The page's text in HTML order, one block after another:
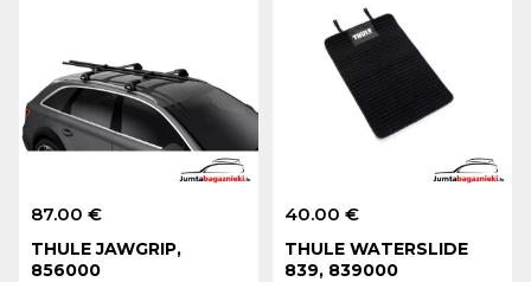
87.00 €
THULE JAWGRIP,
856000
40.00 €
THULE WATERSLIDE
839, 839000